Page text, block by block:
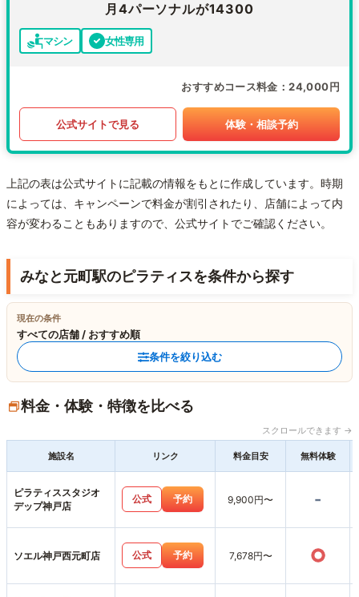
月4パーソナルが14300
マシン 女性専用
おすすめコース料金 24,000円
公式サイトで見る 体験・相談予約
上記の表は公式サイトに記載の情報をもとに作成しています。時期
によっては、キャンペーンで料金が割引されたり、店舗によって内
容が変わることもありますので、公式サイトでご確認ください。
みなと元町駅のピラティスを条件から探す
現在の条件
すべての店舗 / おすすめ順
条件を絞り込む
料金・体験・特徴を比べる
スクロールできます →
施設名 リンク 料金目安 無料体験
ピラティススタジオ
デップ神戸店
公式 予約 9,900円〜 -
ソエル神戸西元町店 公式 予約 7,678円〜 ○